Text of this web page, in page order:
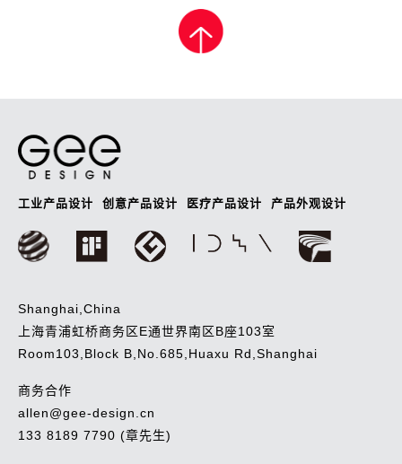
工业产品设计 创意产品设计 医疗产品设计 产品外观设计
Shanghai,China
上海青浦虹桥商务区E通世界南区B座103室
Room103,Block B,No.685,Huaxu Rd,Shanghai
商务合作
allen@gee-design.cn
133 8189 7790 (章先生)